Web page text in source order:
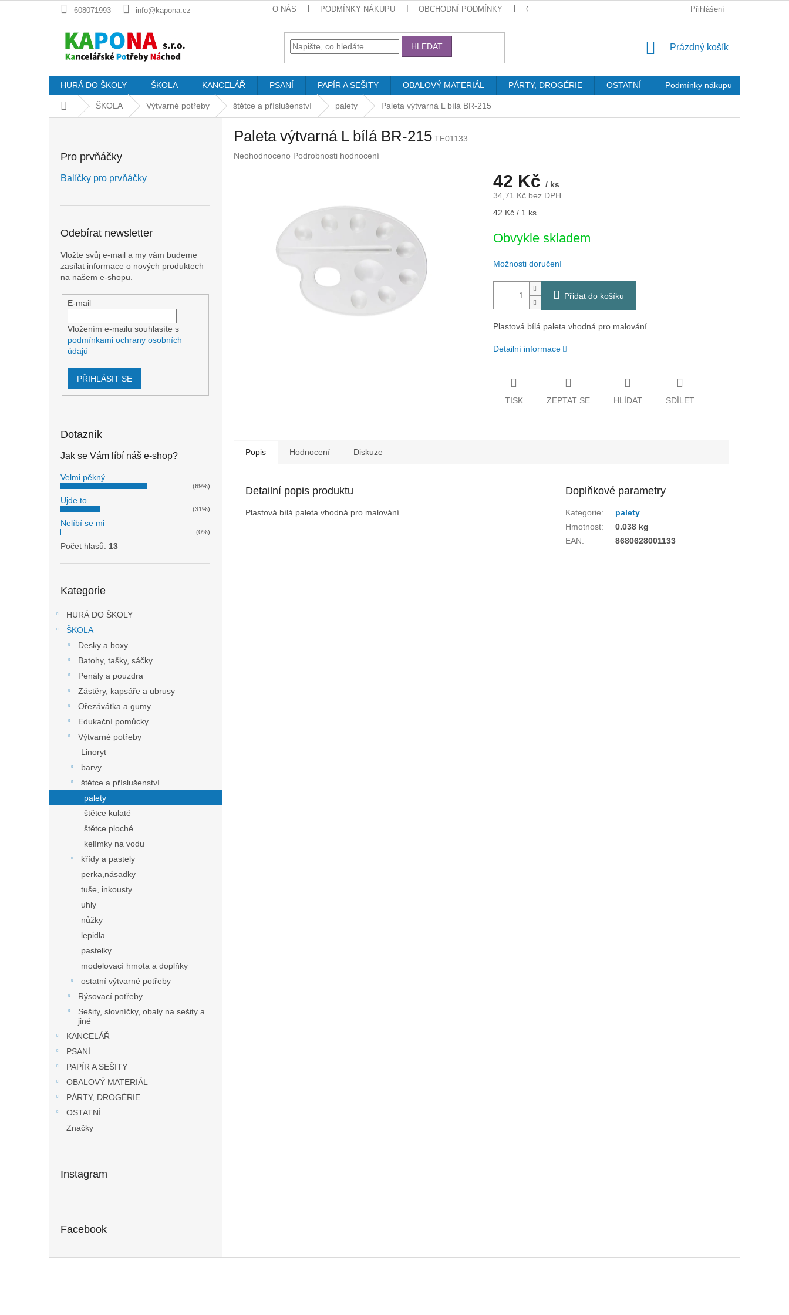
na
608071993 info@kapona.cz O NÁS PODMÍNKY NÁKUPU OBCHODNÍ PODMÍNKY GDPR Přihlášení
HLEDAT
NÁKUPNÍ
Prázdný košík
HURÁ DO ŠKOLY ŠKOLA KANCELÁŘ PSANÍ PAPÍR A SEŠITY OBALOVÝ MATERIÁL PÁRTY, DROGÉRIE OSTATNÍ Podmínky nákupu
Domů ŠKOLA Výtvarné potřeby štětce a příslušenství palety Paleta výtvarná L bílá BR-215
Pro prvňáčky
Balíčky pro prvňáčky
Odebírat newsletter
Vložte svůj e-mail a my vám budeme
zasílat informace o nových produktech
na našem e-shopu.
E-mail
Vložením e-mailu souhlasíte s
podmínkami ochrany osobních
údajů
PŘIHLÁSIT SE
Dotazník
Jak se Vám líbí náš e-shop?
Velmi pěkný
(69%)
Ujde to
(31%)
Nelíbí se mi
(0%)
Počet hlasů: 13
kategorie
Kategorie
HURÁ DO ŠKOLY
ŠKOLA
Desky a boxy
Batohy, tašky, sáčky
Penály a pouzdra
Zástěry, kapsáře a ubrusy
Ořezávátka a gumy
Edukační pomůcky
Výtvarné potřeby
Linoryt
barvy
štětce a příslušenství
palety
štětce kulaté
štětce ploché
kelímky na vodu
křídy a pastely
perka,násadky
tuše, inkousty
uhly
nůžky
lepidla
pastelky
modelovací hmota a doplňky
ostatní výtvarné potřeby
Rýsovací potřeby
Sešity, slovníčky, obaly na sešity a
jiné
KANCELÁŘ
PSANÍ
PAPÍR A SEŠITY
OBALOVÝ MATERIÁL
PÁRTY, DROGÉRIE
OSTATNÍ
Značky
Instagram
Facebook
Paleta výtvarná L bílá BR-215 TE01133
Průměrné
Neohodnoceno Podrobnosti hodnocení
42 Kč / ks
34,71 Kč bez DPH
Měrná
42 Kč / 1 ks
Obvykle skladem
Možnosti doručení
Přidat do košíku
Plastová bílá paleta vhodná pro malování.
Detailní informace
TISK ZEPTAT SE HLÍDAT SDÍLET
Popis Hodnocení Diskuze
Detailní popis produktu
Plastová bílá paleta vhodná pro malování.
Doplňkové parametry
Kategorie:
palety
Hmotnost:
0.038 kg
EAN: 8680628001133